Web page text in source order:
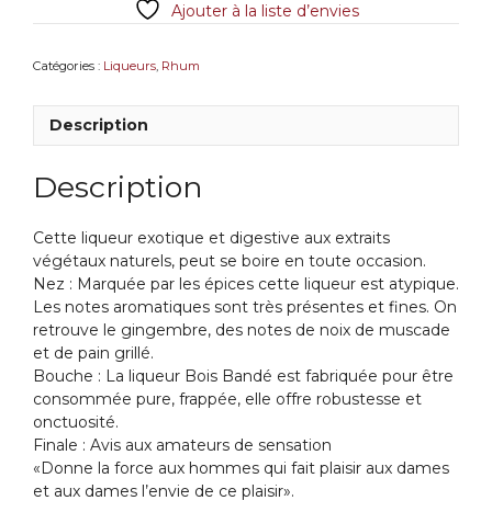
40°
Marie
Galante
Guadeloupe
Ajouter à la liste d’envies
Catégories : Liqueurs Rhum
Description
Description
Cette liqueur exotique et digestive aux extraits
végétaux naturels, peut se boire en toute occasion.
Nez : Marquée par les épices cette liqueur est atypique.
Les notes aromatiques sont très présentes et fines. On
retrouve le gingembre, des notes de noix de muscade
et de pain grillé.
Bouche : La liqueur Bois Bandé est fabriquée pour être
consommée pure, frappée, elle offre robustesse et
onctuosité.
Finale : Avis aux amateurs de sensation
«Donne la force aux hommes qui fait plaisir aux dames
et aux dames l’envie de ce plaisir».